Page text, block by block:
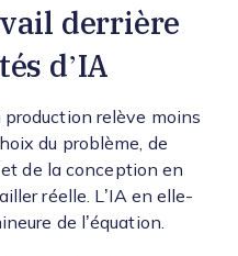
derrière
d’IA
relève moins
du problème, de
de la conception en
réelle. L’IA en elle-
de l’équation.